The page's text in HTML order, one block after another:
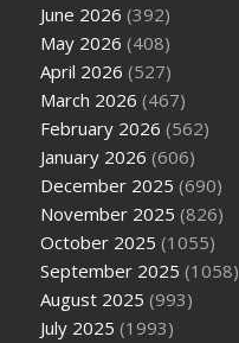
June 2026 (392)
May 2026 (408)
April 2026 (527)
March 2026 (467)
February 2026 (562)
January 2026 (606)
December 2025 (690)
November 2025 (826)
October 2025 (1055)
September 2025 (1058)
August 2025 (993)
July 2025 (1993)